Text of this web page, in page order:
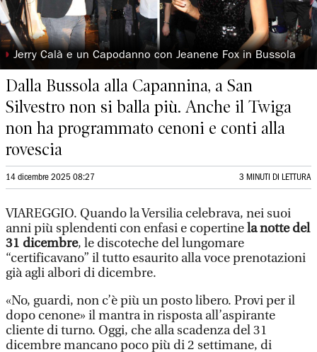
◗ Jerry Calà e un Capodanno con Jeanene Fox in Bussola
Dalla Bussola alla Capannina, a San
Silvestro non si balla più. Anche il Twiga
non ha programmato cenoni e conti alla
rovescia
14 dicembre 2025 08:27 3 MINUTI DI LETTURA
VIAREGGIO. Quando la Versilia celebrava, nei suoi
anni più splendenti con enfasi e copertinela notte del
31 dicembre, le discoteche del lungomare
“certificavano” il tutto esaurito alla voce prenotazioni
già agli albori di dicembre.
«No, guardi, non c’è più un posto libero. Provi per il
dopo cenone» il mantra in risposta all’aspirante
cliente di turno. Oggi, che alla scadenza del 31
dicembre mancano poco più di 2 settimane, di